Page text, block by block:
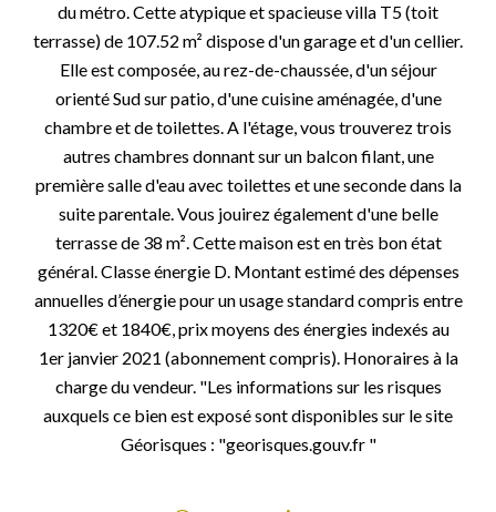
du métro. Cette atypique et spacieuse villa T5 (toit
terrasse) de 107.52 m² dispose d'un garage et d'un cellier.
Elle est composée, au rez-de-chaussée, d'un séjour
orienté Sud sur patio, d'une cuisine aménagée, d'une
chambre et de toilettes. A l'étage, vous trouverez trois
autres chambres donnant sur un balcon filant, une
première salle d'eau avec toilettes et une seconde dans la
suite parentale. Vous jouirez également d'une belle
terrasse de 38 m². Cette maison est en très bon état
général. Classe énergie D. Montant estimé des dépenses
annuelles d’énergie pour un usage standard compris entre
1320€ et 1840€, prix moyens des énergies indexés au
1er janvier 2021 (abonnement compris). Honoraires à la
charge du vendeur. "Les informations sur les risques
auxquels ce bien est exposé sont disponibles sur le site
Géorisques : "georisques.gouv.fr "